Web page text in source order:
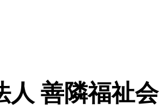
人 善隣福祉会